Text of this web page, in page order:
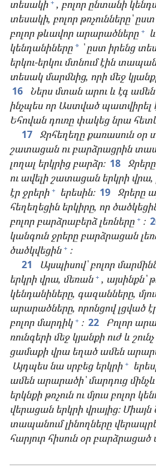
տեսակի + , բոլոր ընտանի
տեսակի, բոլոր թռչունները՝
բոլոր թևավոր արարածները +
կենդանիները * ՝ ըստ իրենց
երկու-​երկու մտնում էին
տեսակ մարմնից, որի մեջ
16 Ներս մտան արու և էգ
ինչպես որ Աստված պատվիրել
Եհովան դուռը փակեց նրա
17 Ջրհեղեղը քառասուն օր
շատացան ու բարձրացրին
լողալ երկրից բարձր։ 18
ու ավելի շատացան երկրի
էր ջրերի + երեսին։ 19 Ջրերը
հեղեղեցին երկիրը, որ
բոլոր բարձրաբերձ լեռները + ։
կանգուն ջրերը բարձրացան
ծածկվեցին + ։
21
Այսպիսով՝ բոլոր
երկրի վրա, մեռան + , այսինքն՝
կենդանիները, գազանները,
արարածները, որոնցով լցված
բոլոր մարդիկ + ։ 22 Բոլոր
ռունգերի մեջ կյանքի ուժ և
ցամաքի վրա եղած ամեն
Այդպես նա սրբեց երկրի +
ամեն արարածի՝ մարդուց
երկնքի թռչուն ու մյուս բոլոր
վերացան երկրի վրայից։ Միայն
տապանում լինողները
հարյուր հիսուն օր բարձրացած